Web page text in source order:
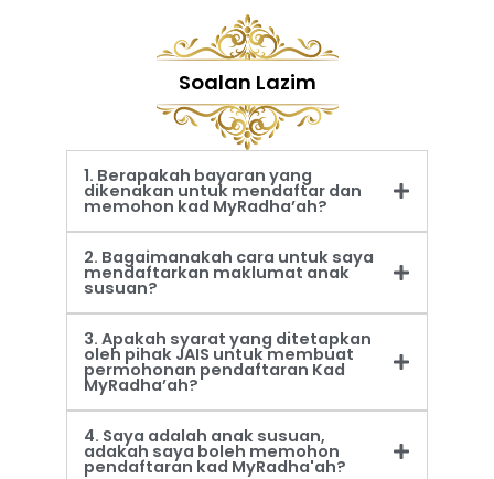
Soalan Lazim
1. Berapakah bayaran yang
dikenakan untuk mendaftar dan
memohon kad MyRadha’ah?
2. Bagaimanakah cara untuk saya
mendaftarkan maklumat anak
susuan?
3. Apakah syarat yang ditetapkan
oleh pihak JAIS untuk membuat
permohonan pendaftaran Kad
MyRadha’ah?
4. Saya adalah anak susuan,
adakah saya boleh memohon
pendaftaran kad MyRadha'ah?